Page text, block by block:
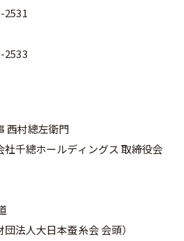
2531
2533
西村總左衛門
社千總ホールディングス 取締役会
団法⼈⼤⽇本蚕⽷会 会頭）